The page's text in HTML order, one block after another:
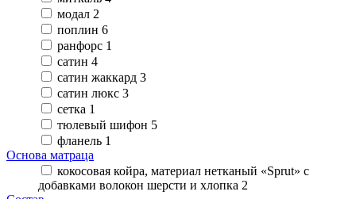
модал 2
поплин 6
ранфорс 1
сатин 4
сатин жаккард 3
сатин люкс 3
сетка 1
тюлевый шифон 5
фланель 1
Основа матраца
кокосовая койра, материал нетканый «Sprut» с
добавками волокон шерсти и хлопка 2